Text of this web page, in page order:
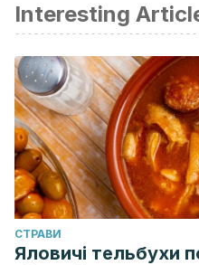
Interesting
CТРАВИ
Яловичі тельбухи